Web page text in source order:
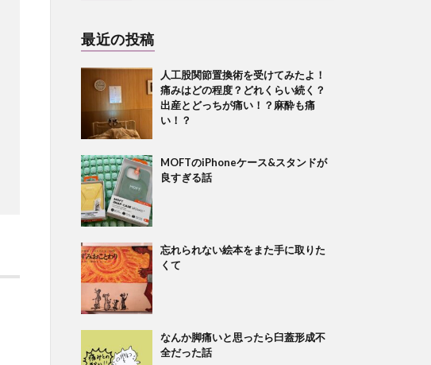
最近の投稿
人工股関節置換術を受けてみたよ！
痛みはどの程度？どれくらい続く？
出産とどっちが痛い！？麻酔も痛
い！？
MOFTのiPhoneケース&スタンドが
良すぎる話
忘れられない絵本をまた手に取りた
くて
なんか脚痛いと思ったら臼蓋形成不
全だった話